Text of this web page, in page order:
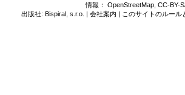
情報：OpenStreetMap ,CC-BY-
出版社: Bispiral, s.r.o. | 会社案内 | このサイトのルール